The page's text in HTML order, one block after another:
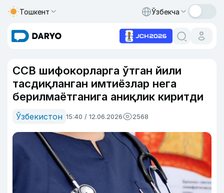
Тошкент Ўзбекча
ССВ шифокорларга ўтган йили
тасдиқланган имтиёзлар нега
берилмаётганига аниқлик киритди
Ўзбекистон 15:40 / 12.06.2026 2568